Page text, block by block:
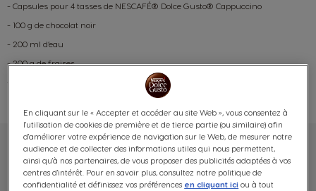
- Capsules pour 4 tasses de NESCAFÉ® Dolce Gusto® Cappuccino
- 100 g de chocolat noir
- 200 ml d’eau
- 200 g de fraises
- 4 petites grappes de groseilles
PRÉPARATION:
En cliquant sur le « Accepter et accéder au site Web », vous consentez à
l'utilisation de cookies de première et de tierce partie (ou similaire) afin
d'améliorer votre expérience de navigation sur le Web, de mesurer notre
audience et de collecter des informations utiles qui nous permettent,
ainsi qu'à nos partenaires, de vous proposer des publicités adaptées à vos
centres d'intérêt. Pour en savoir plus, consultez notre politique de
confidentialité et définissez vos préférences en cliquant ici ou à tout